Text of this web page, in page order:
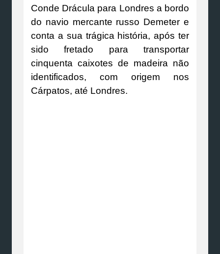
Conde Drácula para Londres a bordo
do navio mercante russo Demeter e
conta a sua trágica história, após ter
sido fretado para transportar
cinquenta caixotes de madeira não
identificados, com origem nos
Cárpatos, até Londres.